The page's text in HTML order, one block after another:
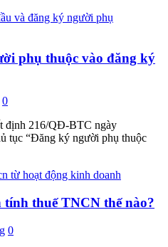
phụ thuộc vào đăng ký
0
định 216/QĐ-BTC ngày
tục “Đăng ký người phụ thuộc
thuế TNCN thế nào?
0